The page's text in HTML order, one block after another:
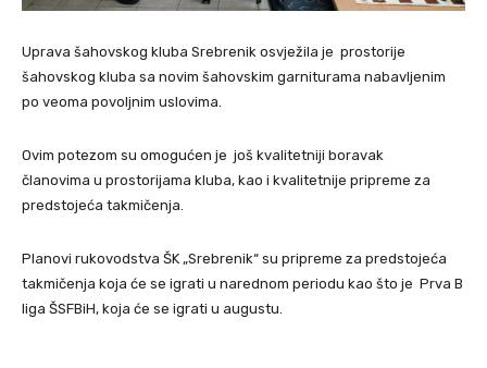
Uprava šahovskog kluba Srebrenik osvježila je prostorije
šahovskog kluba sa novim šahovskim garniturama nabavljenim
po veoma povoljnim uslovima.
Ovim potezom su omogućen je još kvalitetniji boravak
članovima u prostorijama kluba, kao i kvalitetnije pripreme za
predstojeća takmičenja.
Planovi rukovodstva ŠK „Srebrenik“ su pripreme za predstojeća
takmičenja koja će se igrati u narednom periodu kao što je Prva B
liga ŠSFBiH, koja će se igrati u augustu.